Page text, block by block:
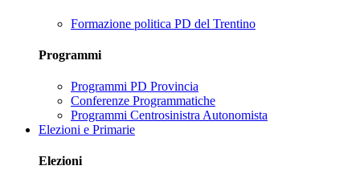
Formazione politica PD del Trentino
Programmi
Programmi PD Provincia
Conferenze Programmatiche
Programmi Centrosinistra Autonomista
Elezioni e Primarie
Elezioni